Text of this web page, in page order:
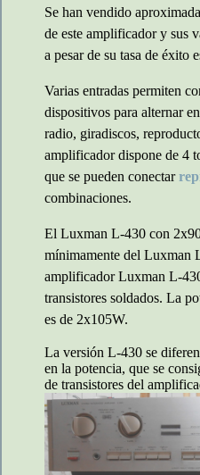
Se han vendido
de este amplificador y sus
a pesar de su tasa de éxito
Varias entradas permiten
dispositivos para alternar
radio, giradiscos,
amplificador dispone de 4
que se pueden conectar
combinaciones.
El Luxman L-430 con
mínimamente del Luxman
amplificador Luxman L-
transistores soldados. La
es de 2x105W.
La versión L-430 se
en la potencia, que se
de transistores del